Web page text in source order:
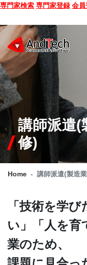
専門家検索 専門家登録 会員
SEMINAR
BOOK
CONSULTING
SERVICE
Q&A
SITE MAP
講師派遣(
修)
Home 講師派遣(製造
「技術を学
い」「人を育
業のため、